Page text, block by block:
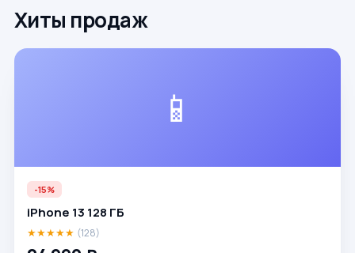
Хиты продаж
📱
-15%
iPhone 13 128 ГБ
★★★★★ (128)